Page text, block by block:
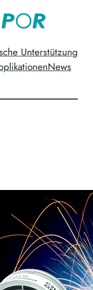
Unterstützung
News